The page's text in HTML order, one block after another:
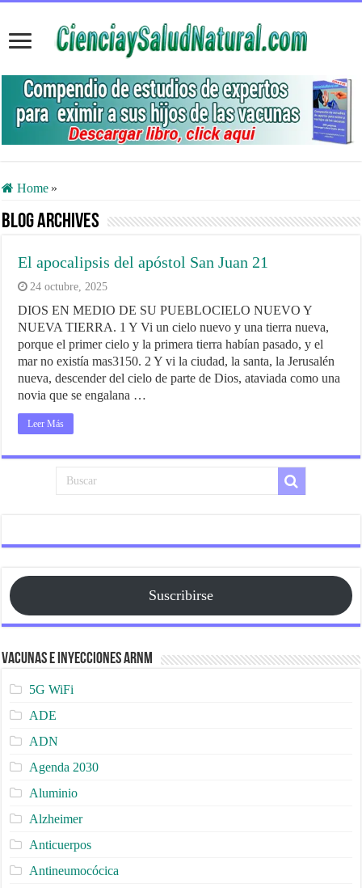
Home »
Blog Archives
El apocalipsis del apóstol San Juan 21
24 octubre, 2025
DIOS EN MEDIO DE SU PUEBLOCIELO NUEVO Y
NUEVA TIERRA. 1 Y Vi un cielo nuevo y una tierra nueva,
porque el primer cielo y la primera tierra habían pasado, y el
mar no existía mas3150. 2 Y vi la ciudad, la santa, la Jerusalén
nueva, descender del cielo de parte de Dios, ataviada como una
novia que se engalana …
Leer Más
Suscribirse
Vacunas e Inyecciones ARNm
5G WiFi
ADE
ADN
Agenda 2030
Aluminio
Alzheimer
Anticuerpos
Antineumocócica